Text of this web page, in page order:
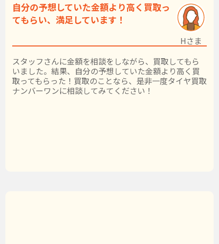
自分の予想していた金額より高く買取っ
てもらい、満足しています！
スタッフさんに金額を相談をしながら、買取してもら
いました。結果、自分の予想していた金額より高く買
取ってもらった！買取のことなら、是非一度タイヤ買取
ナンバーワンに相談してみてください！
Hさま